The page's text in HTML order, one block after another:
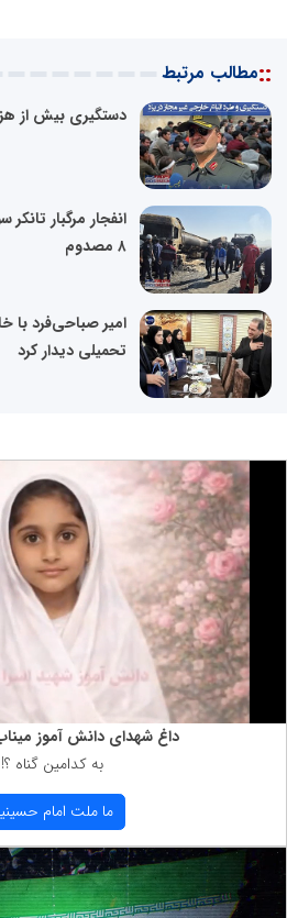
::مطالب مرتبط
دستگیری بیش از
انفجار مرگبار
۸ مصدوم
تحمیلی دیدار کرد
داغ شهدای دانش آموز
به كدامین گناه ؟!
ما ملت امام